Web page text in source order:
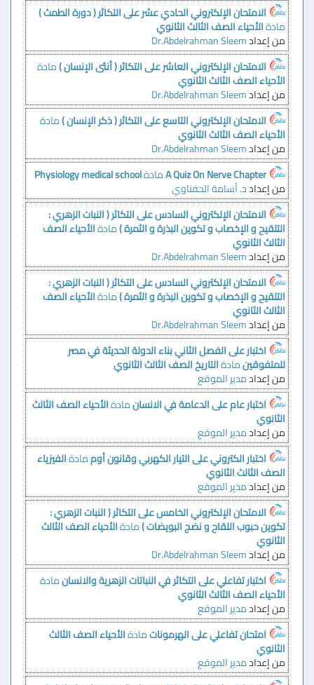
الامتحان الإلكتروني الحادي عشر على التكاثر ( دورة الطمث )
مادةالأحياء الصف الثالث الثانوي
من إعدادDr.Abdelrahman Sleem
الامتحان الإلكتروني العاشر على التكاثر ( أنثى الإنسان )مادة
الأحياء الصف الثالث الثانوي
من إعدادDr.Abdelrahman Sleem
الامتحان الإلكتروني التاسع على التكاثر ( ذكر الإنسان )مادة
الأحياء الصف الثالث الثانوي
من إعدادDr.Abdelrahman Sleem
A Quiz On Nerve ChapterمادةPhysiology medical school
من إعدادد. أسامة الحفناوي
الامتحان الإلكتروني السادس على التكاثر ( النبات الزهري :
التلقيح و الإخصاب و تكوين البذرة و الثمرة )مادةالأحياء الصف
الثالث الثانوي
من إعدادDr.Abdelrahman Sleem
الامتحان الإلكتروني السادس على التكاثر ( النبات الزهري :
التلقيح و الإخصاب و تكوين البذرة و الثمرة )مادةالأحياء الصف
الثالث الثانوي
من إعدادDr.Abdelrahman Sleem
اختبار على الفصل الثاني بناء الدولة الحديثة في مصر
للمتفوقينمادةالتاريخ الصف الثالث الثانوي
من إعدادمدير الموقع
اختبار عام على الدعامة في الانسانمادةالأحياء الصف الثالث
الثانوي
من إعدادمدير الموقع
اختبار الكتروني على التيار الكهربي وقانون أوممادةالفيزياء
الصف الثالث الثانوي
من إعدادمدير الموقع
الامتحان الإلكتروني الخامس على التكاثر ( النبات الزهري :
تكوين حبوب اللقاح و نضج البويضات )مادةالأحياء الصف الثالث
الثانوي
من إعدادDr.Abdelrahman Sleem
اختبار تفاعلي على التكاثر في النباتات الزهرية والانسانمادة
الأحياء الصف الثالث الثانوي
من إعدادمدير الموقع
امتحان تفاعلي على الهرموناتمادةالأحياء الصف الثالث
الثانوي
من إعدادمدير الموقع